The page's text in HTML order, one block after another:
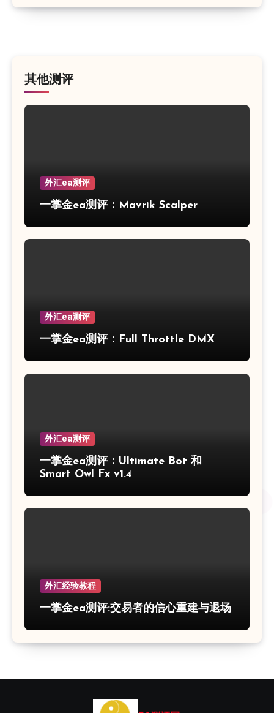
其他测评
外汇ea测评
一掌金ea测评：Mavrik Scalper
外汇ea测评
一掌金ea测评：Full Throttle DMX
外汇ea测评
一掌金ea测评：Ultimate Bot 和
Smart Owl Fx v1.4
外汇经验教程
一掌金ea测评:交易者的信心重建与退场